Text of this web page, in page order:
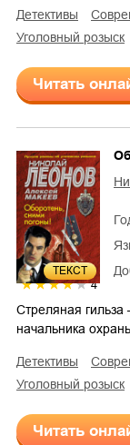
детективы
уголовный розыск
Читать
ТЕКСТ
4
Стреляная гильза
начальника
детективы
уголовный розыск
Читать